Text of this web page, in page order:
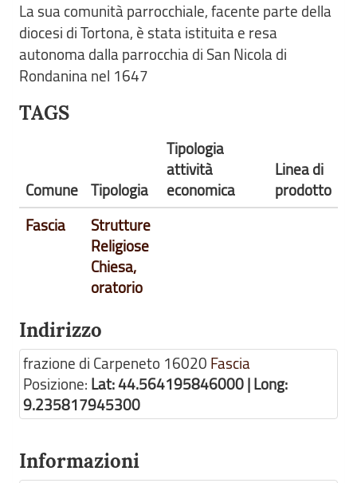
La sua comunità parrocchiale, facente parte della
diocesi di Tortona, è stata istituita e resa
autonoma dalla parrocchia di San Nicola di
Rondanina nel 1647
TAGS
Comune Tipologia
Tipologia
attività
economica
Linea di
prodotto
Fascia
Strutture
Religiose
Chiesa,
oratorio
Indirizzo
frazione di Carpeneto 16020 Fascia
Posizione: Lat: 44.564195846000 | Long:
9.235817945300
Informazioni